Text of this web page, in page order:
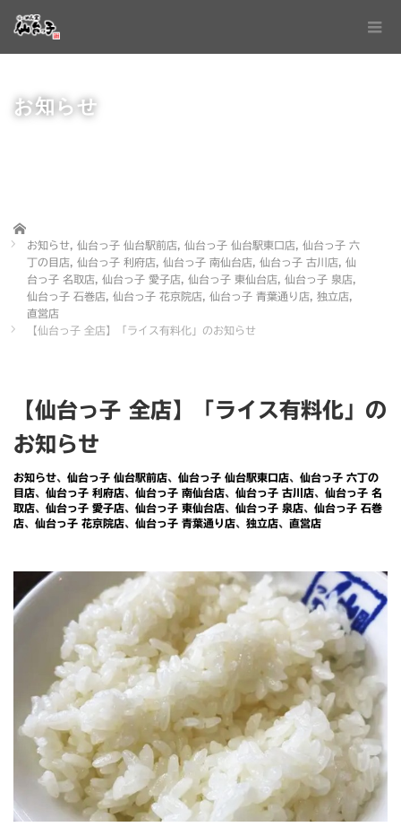
お知らせ
Home
お知らせ
仙台っ子 仙台駅前店 仙台っ子 仙台駅東口店
仙台っ子 六
丁の目店
仙台っ子 利府店 仙台っ子 南仙台店 仙台っ子 古川店
仙
台っ子 名取店
仙台っ子 愛子店 仙台っ子 東仙台店 仙台っ子 泉店
仙台っ子 石巻店
仙台っ子 花京院店 仙台っ子 青葉通り店 独立店
直営店
【仙台っ子 全店】「ライス有料化」のお知らせ
【仙台っ子 全店】「ライス有料化」の
お知らせ
お知らせ、 仙台っ子 仙台駅前店、 仙台っ子 仙台駅東口店、 仙台っ子 六丁の
目店、 仙台っ子 利府店、 仙台っ子 南仙台店、 仙台っ子 古川店、 仙台っ子 名
取店、 仙台っ子 愛子店、 仙台っ子 東仙台店、 仙台っ子 泉店、 仙台っ子 石巻
店、 仙台っ子 花京院店、 仙台っ子 青葉通り店、 独立店、 直営店